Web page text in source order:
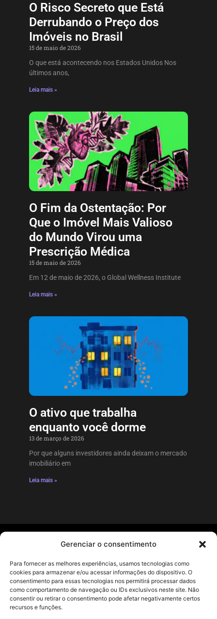
Gerenciar o consentimento
Para fornecer as melhores experiências, usamos tecnologias como
cookies para armazenar e/ou acessar informações do dispositivo. O
consentimento para essas tecnologias nos permitirá processar dados
como comportamento de navegação ou IDs exclusivos neste site. Não
consentir ou retirar o consentimento pode afetar negativamente certos
recursos e funções.
O Risco Secreto que Está
Derrubando o Preço dos
Imóveis no Brasil
15 de maio de 2026
O que está acontecendo nos Estados Unidos Nos
últimos anos,
Leia mais »
O Fim da Ostentação: Por
Que o Imóvel Mais Valioso
do Mundo Virou uma
Prescrição Médica
15 de maio de 2026
Em 12 de maio de 2026, o Global Wellness Institute
Leia mais »
O ativo que trabalha
enquanto você dorme
13 de março de 2026
Por que alguns investidores ainda deixam o mercado
imobiliário em
Leia mais »
Páginas
Blog
Livros
Política de